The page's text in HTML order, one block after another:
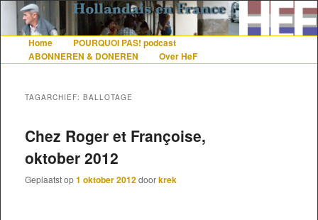
De gezelligste website voor Nederlanders die iets met Frankrijk hebben
HoofdmenuSpring naar de primaire inhoud
Spring naar de secundaire inhoud
Home
POURQUOI PAS! podcast
ABONNEREN & DONEREN
Over HeF
TAGARCHIEF: BALLOTAGE
Chez Roger et Françoise,
oktober 2012
Geplaatst op1 oktober 2012doorkrek